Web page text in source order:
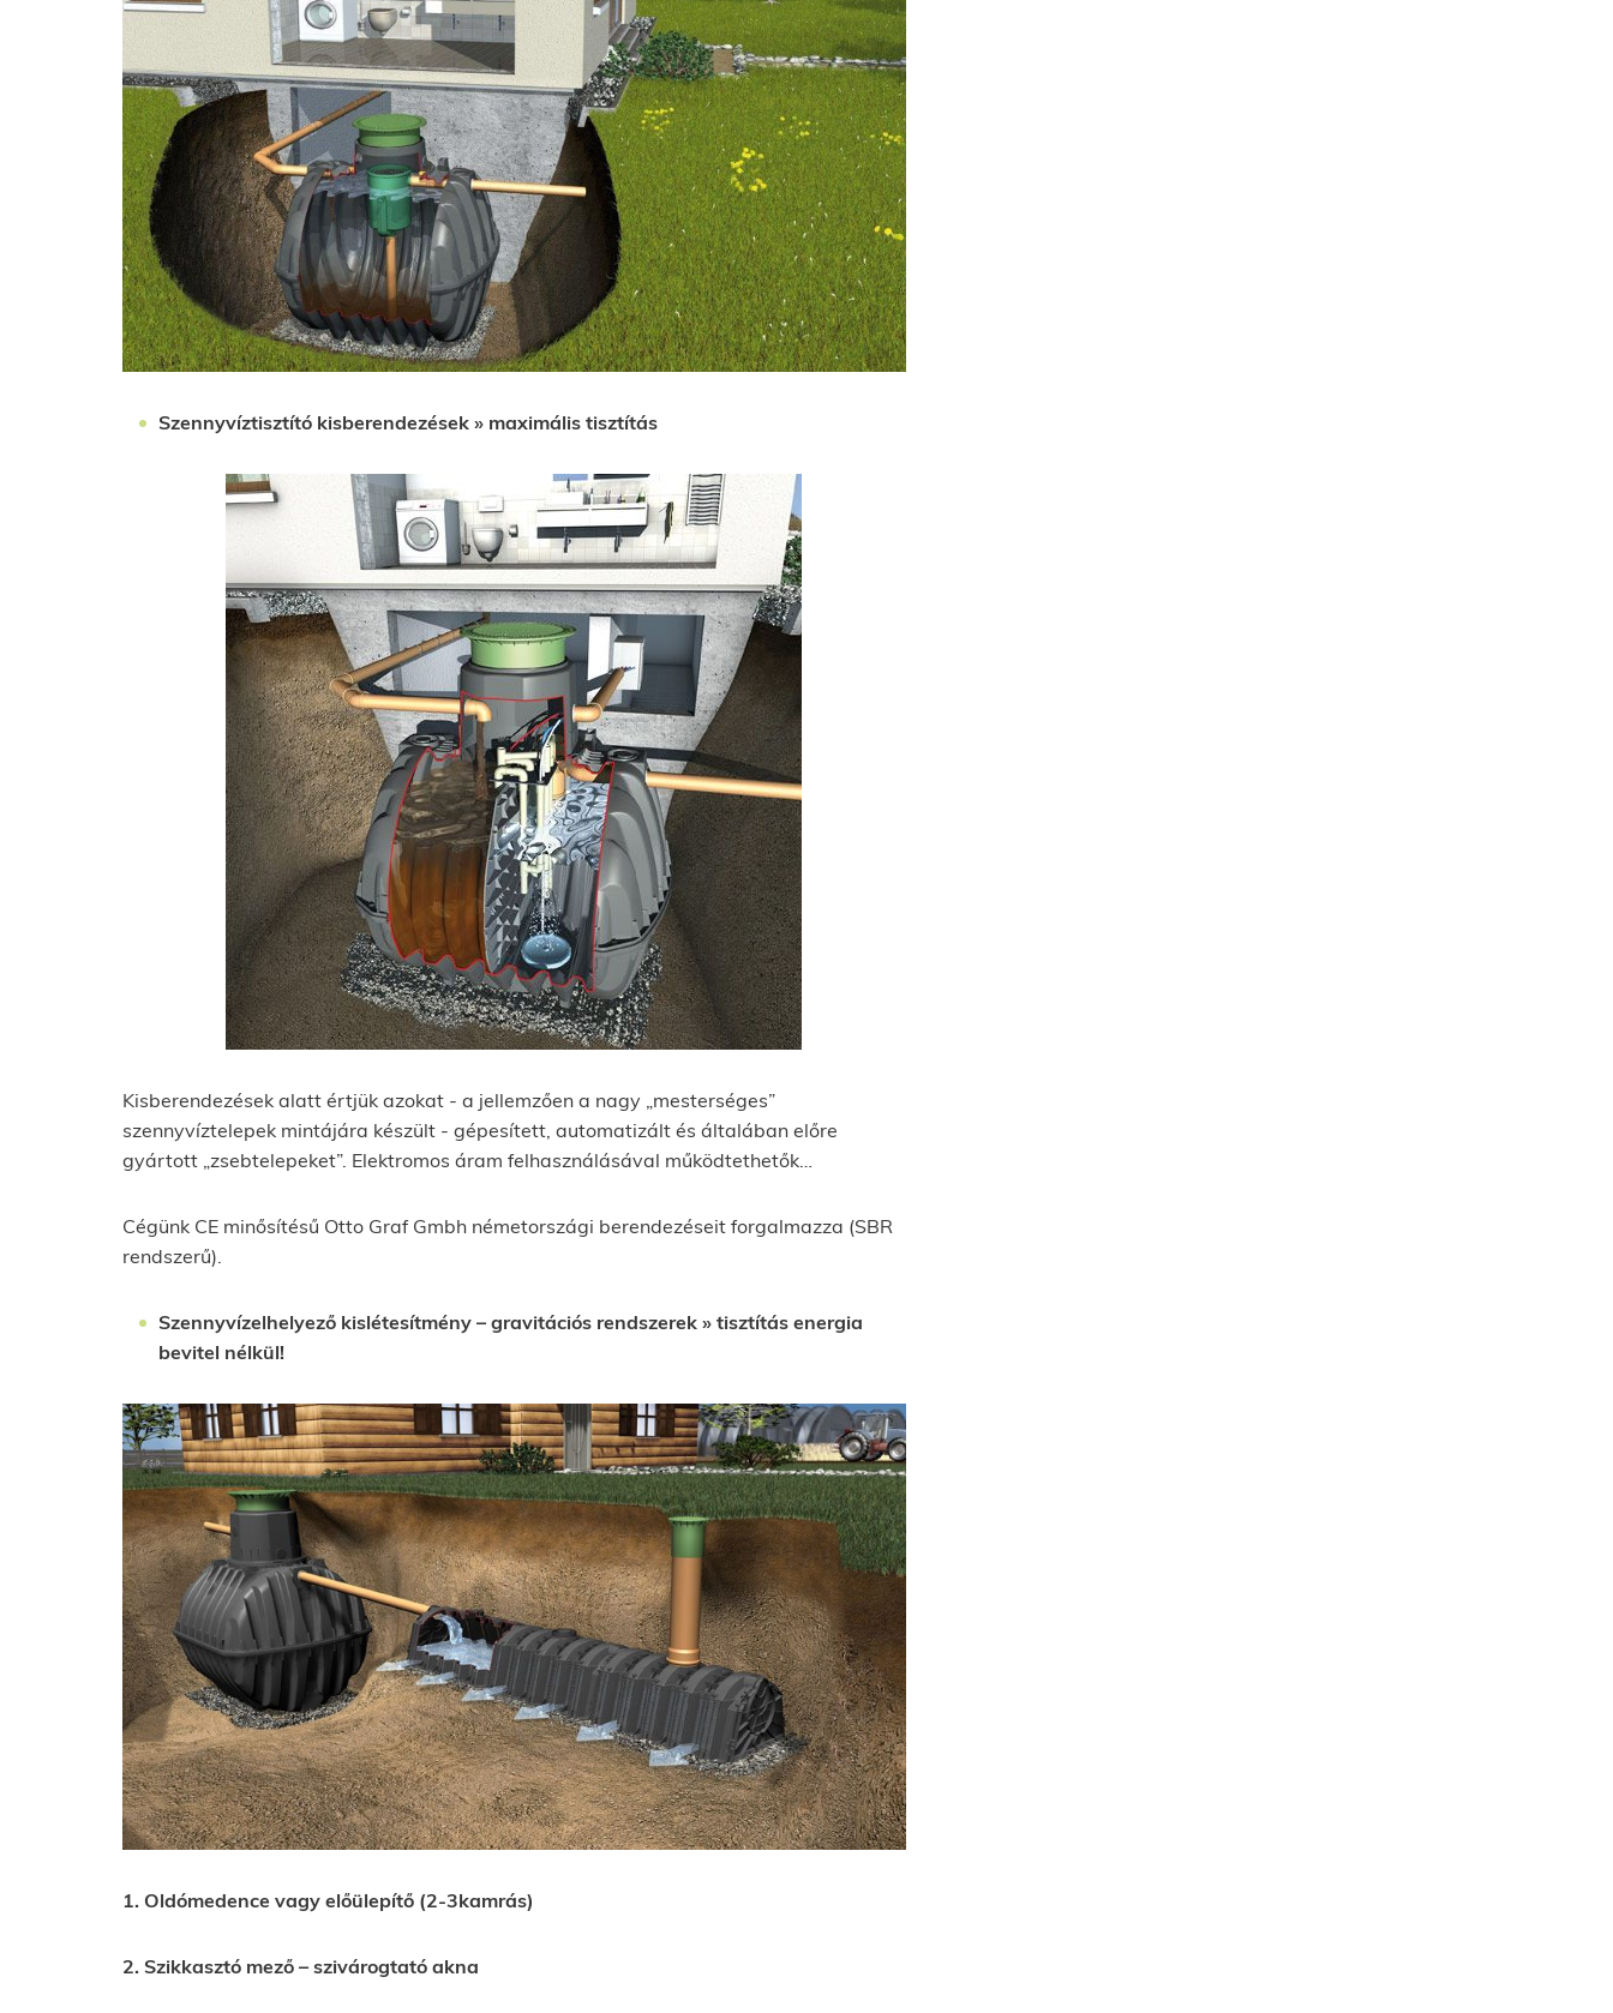
Szennyvíztisztító kisberendezések » maximális tisztítás
Kisberendezések alatt értjük azokat - a jellemzően a nagy „mesterséges”
szennyvíztelepek mintájára készült - gépesített, automatizált és általában előre
gyártott „zsebtelepeket”. Elektromos áram felhasználásával működtethetők…
Cégünk CE minősítésű Otto Graf Gmbh németországi berendezéseit forgalmazza (SBR
rendszerű).
Szennyvízelhelyező kislétesítmény – gravitációs rendszerek » tisztítás energia
bevitel nélkül!
1. Oldómedence vagy előülepítő (2-3kamrás)
2. Szikkasztó mező – szivárogtató akna